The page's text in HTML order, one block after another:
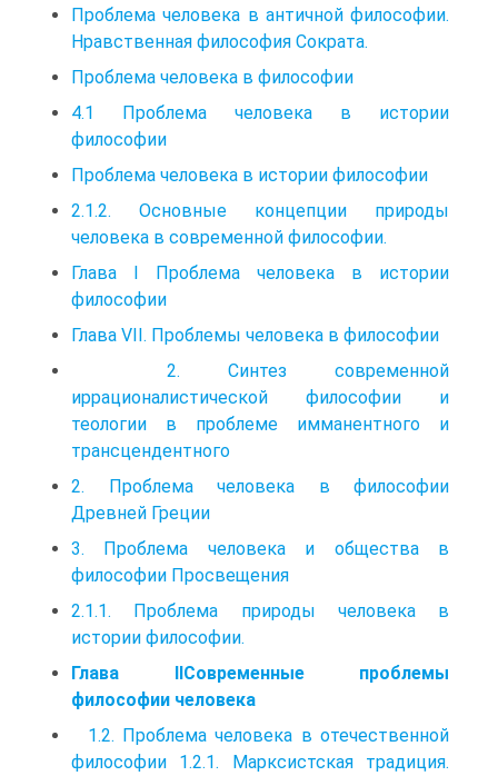
Проблема человека в античной философии.
Нравственная философия Сократа.
Проблема человека в философии
4.1 Проблема человека в истории
философии
Проблема человека в истории философии
2.1.2. Основные концепции природы
человека в современной философии.
Глава I Проблема человека в истории
философии
Глава VII. Проблемы человека в философии
2. Синтез современной
иррационалистической философии и
теологии в проблеме имманентного и
трансцендентного
2. Проблема человека в философии
Древней Греции
3. Проблема человека и общества в
философии Просвещения
2.1.1. Проблема природы человека в
истории философии.
Глава IIСовременные проблемы
философии человека
1.2. Проблема человека в отечественной
философии 1.2.1. Марксистская традиция.